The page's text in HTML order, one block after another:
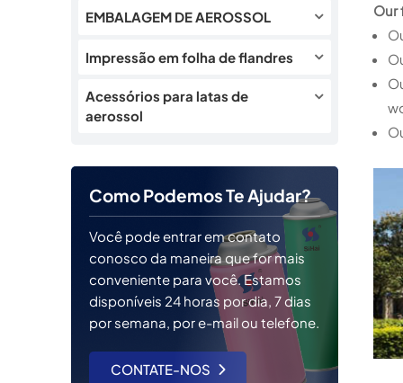
EMBALAGEM DE AEROSSOL
Impressão em folha de flandres
Acessórios para latas de
aerossol
Como Podemos Te Ajudar?
Você pode entrar em contato
conosco da maneira que for mais
conveniente para você. Estamos
disponíveis 24 horas por dia, 7 dias
por semana, por e-mail ou telefone.
CONTATE-NOS
Our